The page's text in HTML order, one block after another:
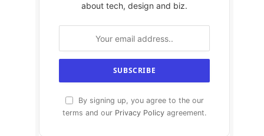
about tech, design and biz.
By signing up, you agree to the our
terms and our Privacy Policy agreement.